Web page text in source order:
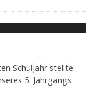
Schuljahr stellte
5. Jahrgangs